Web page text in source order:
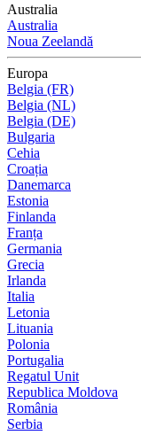
Australia
Australia
Noua Zeelandă
Europa
Belgia (FR)
Belgia (NL)
Belgia (DE)
Bulgaria
Cehia
Croația
Danemarca
Estonia
Finlanda
Franța
Germania
Grecia
Irlanda
Italia
Letonia
Lituania
Polonia
Portugalia
Regatul Unit
Republica Moldova
România
Serbia